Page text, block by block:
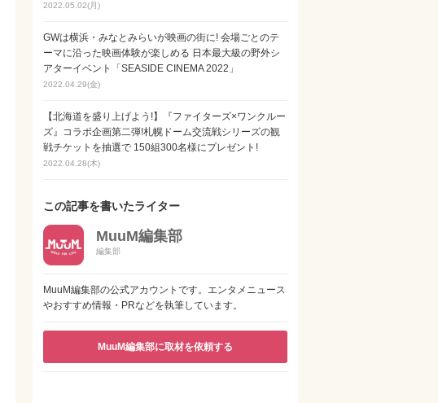
2022.05.02(月)
GWは横浜・みなとみらいが映画の街に! 会場ごとのテ
ーマに沿った映画体験が楽しめる 日本最大級の野外シ
アターイベント「SEASIDE CINEMA 2022」
2022.04.29(金)
【北海道を盛り上げよう!】『ファイターズ×ワンクルー
ズ』コラボ企画第二弾!札幌ドーム交流戦シリーズの観
戦チケットを抽選で 150組300名様にプレゼント!
2022.04.28(木)
この記事を書いたライター
MuuM編集部
編集部
MuuM編集部の公式アカウントです。エンタメニュース
やおすすめ情報・PRなどを執筆しています。
MuuM編集部に取材を依頼する